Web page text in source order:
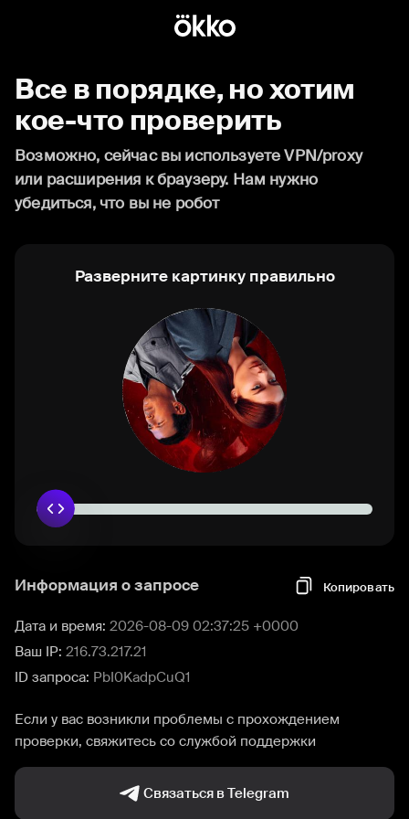
Все в порядке, но хотим
кое-что проверить
Возможно, сейчас вы используете VPN/proxy
или расширения к браузеру. Нам нужно
убедиться, что вы не робот
Разверните картинку правильно
Информация о запросе Копировать
Дата и время: 2026-08-09 02:37:25 +0000
Ваш IP: 216.73.217.21
ID запроса: PbI0KadpCuQ1
Если у вас возникли проблемы с прохождением
проверки, свяжитесь со службой поддержки
Связаться в Telegram